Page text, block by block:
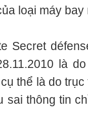
loại máy bay
Secret
là
thể là do
sai thông tin